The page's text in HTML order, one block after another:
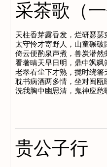
采茶歌（
天柱香芽露香发，烂研瑟瑟
太守怜才寄野人，山童碾破
倚云便酌泉声煮，兽炭潜然
看著晴天早日明，鼎中飒飒
老翠看尘下才熟，搅时绕箸
耽书病酒两多情，坐对闽瓯
贵公子行